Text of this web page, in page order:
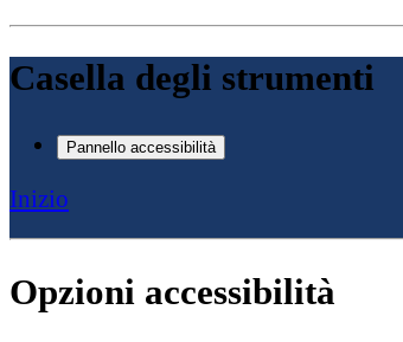
Casella degli strumenti
Pannello accessibilità
Inizio
Opzioni accessibilità